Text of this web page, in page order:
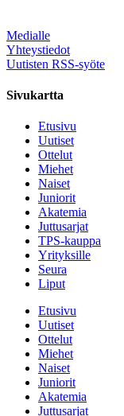
Medialle
Yhteystiedot
Uutisten RSS-syöte
Sivukartta
Etusivu
Uutiset
Ottelut
Miehet
Naiset
Juniorit
Akatemia
Juttusarjat
TPS-kauppa
Yrityksille
Seura
Liput
Etusivu
Uutiset
Ottelut
Miehet
Naiset
Juniorit
Akatemia
Juttusarjat